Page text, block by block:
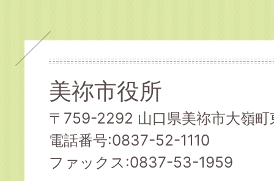
美祢市役所
〒759-2292 山口県美祢市大嶺
電話番号:0837-52-1110
ファックス:0837-53-1959